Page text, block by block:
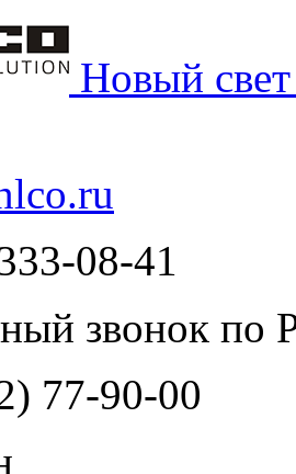
Новый
08-41
звонок по
77-90-00